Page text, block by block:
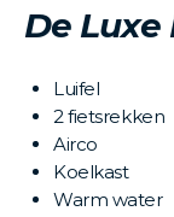
De Luxe
Luifel
2 fietsrekken
Airco
Koelkast
Warm water